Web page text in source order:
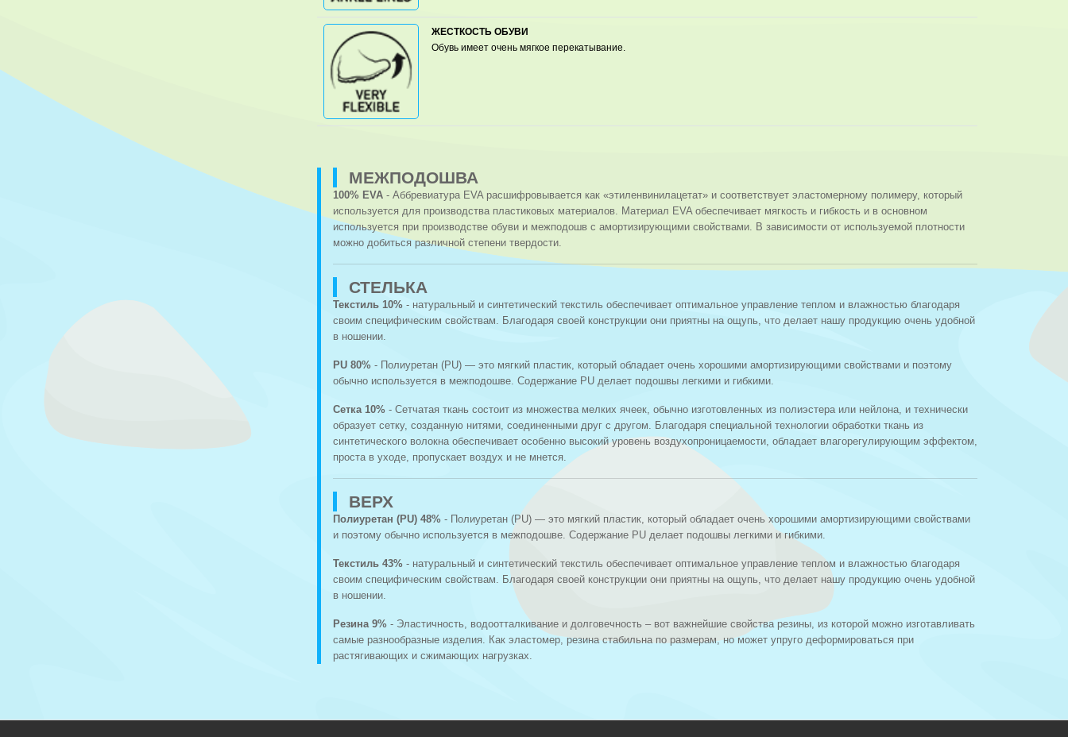
ЖЕСТКОСТЬ ОБУВИ
Обувь имеет очень мягкое перекатывание.
МЕЖПОДОШВА
100% EVA - Аббревиатура EVA расшифровывается как «этиленвинилацетат» и соответствует эластомерному полимеру, который
используется для производства пластиковых материалов. Материал EVA обеспечивает мягкость и гибкость и в основном
используется при производстве обуви и межподошв с амортизирующими свойствами. В зависимости от используемой плотности
можно добиться различной степени твердости.
СТЕЛЬКА
Текстиль 10% - натуральный и синтетический текстиль обеспечивает оптимальное управление теплом и влажностью благодаря
своим специфическим свойствам. Благодаря своей конструкции они приятны на ощупь, что делает нашу продукцию очень удобной
в ношении.
PU 80% - Полиуретан (PU) — это мягкий пластик, который обладает очень хорошими амортизирующими свойствами и поэтому
обычно используется в межподошве. Содержание PU делает подошвы легкими и гибкими.
Сетка 10% - Сетчатая ткань состоит из множества мелких ячеек, обычно изготовленных из полиэстера или нейлона, и технически
образует сетку, созданную нитями, соединенными друг с другом. Благодаря специальной технологии обработки ткань из
синтетического волокна обеспечивает особенно высокий уровень воздухопроницаемости, обладает влагорегулирующим эффектом,
проста в уходе, пропускает воздух и не мнется.
ВЕРХ
Полиуретан (PU) 48% - Полиуретан (PU) — это мягкий пластик, который обладает очень хорошими амортизирующими свойствами
и поэтому обычно используется в межподошве. Содержание PU делает подошвы легкими и гибкими.
Текстиль 43% - натуральный и синтетический текстиль обеспечивает оптимальное управление теплом и влажностью благодаря
своим специфическим свойствам. Благодаря своей конструкции они приятны на ощупь, что делает нашу продукцию очень удобной
в ношении.
Резина 9% - Эластичность, водоотталкивание и долговечность – вот важнейшие свойства резины, из которой можно изготавливать
самые разнообразные изделия. Как эластомер, резина стабильна по размерам, но может упруго деформироваться при
растягивающих и сжимающих нагрузках.